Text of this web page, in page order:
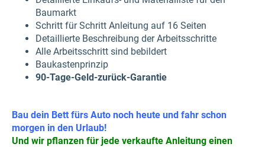
Baumarkt
Schritt für Schritt Anleitung auf 16 Seiten
Detaillierte Beschreibung der Arbeitsschritte
Alle Arbeitsschritt sind bebildert
Baukastenprinzip
90-Tage-Geld-zurück-Garantie
Bau dein Bett fürs Auto noch heute und fahr schon
morgen in den Urlaub!
Und wir pflanzen für jede verkaufte Anleitung einen